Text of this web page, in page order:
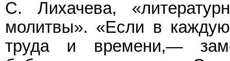
С. Лихачева,
молитвы». «Если в каждую
труда и времени,—